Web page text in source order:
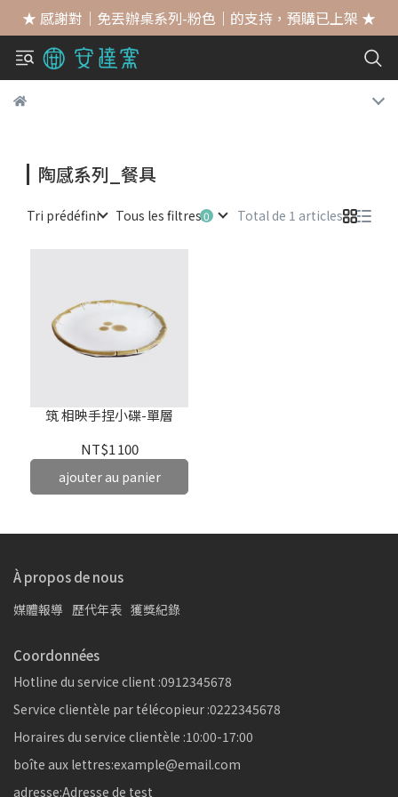
★ 感謝對｜免丟辦桌系列-粉色｜的支持，預購已上架 ★
陶感系列_餐具
Tri prédéfini Tous les filtres Total de 1 articles
筑 相映手捏小碟-單層
NT$1 100
ajouter au panier
À propos de nous
媒體報導 歷代年表 獲獎紀錄
Coordonnées
Hotline du service client :0912345678
Service clientèle par télécopieur :0222345678
Horaires du service clientèle :10:00-17:00
boîte aux lettres:example@email.com
adresse:Adresse de test